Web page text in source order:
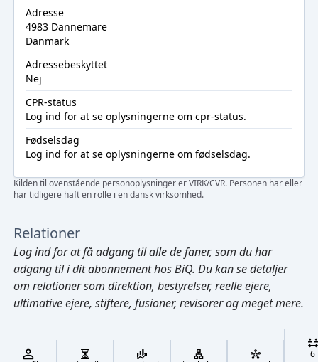
Cmd/Ctrl + K
Adresse
4983 Dannemare
Danmark
Adressebeskyttet
Nej
CPR-status
Log ind for at se oplysningerne om cpr-status.
Fødselsdag
Log ind for at se oplysningerne om fødselsdag.
Kilden til ovenstående personoplysninger er VIRK/CVR. Personen har eller
har tidligere haft en rolle i en dansk virksomhed.
Relationer
Log indfor at få adgang til alle de faner, som du har
adgang til i dit abonnement hos BiQ. Du kan se detaljer
om relationer som direktion, bestyrelser, reelle ejere,
ultimative ejere, stiftere, fusioner, revisorer og meget mere.
6